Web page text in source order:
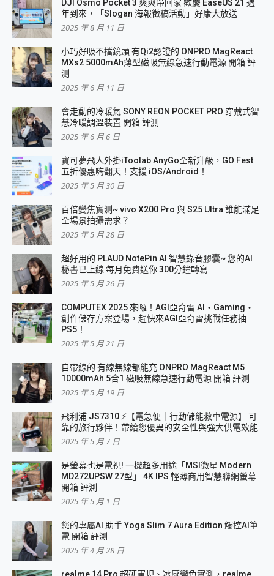
DJI Osmo Pocket 3 爽爽帶回家 歡慶 EaseUS 21 週
年到來，「Slogan 海報徵稿活動」好康大放送
2025 年 8 月 11 日
小巧好吸不擋鏡頭 有Qi2認證的 ONPRO MagReact
MXs2 5000mAh薄型磁吸無線急速行動電源 開箱 評
測
2025 年 6 月 11 日
會走動的冷暖氣 SONY REON POCKET PRO 穿戴式智
慧冷暖調溫裝置 開箱 評測
2025 年 6 月 6 日
寶可夢飛人外掛iToolab AnyGo全新升級，GO Fest
五折優惠嗨翻天！支援 iOS/Android！
2025 年 5 月 30 日
百倍變焦實測~ vivo X200 Pro 與 S25 Ultra 誰能滿足
全場景拍攝需求？
2025 年 5 月 28 日
超好用的 PLAUD NotePin AI 智慧錄音膠囊~ 您的AI
秘書已上線 每月免費送你 300分鐘轉寫
2025 年 5 月 26 日
COMPUTEX 2025 來囉！AGI亞奇雷 AI・Gaming・
創作儲存方案登場，趕快來AGI亞奇雷挑戰任務抽
PS5！
2025 年 5 月 21 日
自帶線的 有線無線都能充 ONPRO MagReact M5
10000mAh 5合1 磁吸無線急速行動電源 開箱 評測
2025 年 5 月 19 日
飛利浦 JS7310 ⚡【電急便｜行動儲能救車電源】 可
靠的旅行夥伴！帶給您優異的安全性與強大供電效能
2025 年 5 月 7 日
是螢幕也是電視! 一機超多用途「MSI微星 Modern
MD272UPSW 27型」 4K IPS 輕薄商用智慧聯網螢幕
開箱 評測
2025 年 5 月 1 日
您的專屬AI 助手 Yoga Slim 7 Aura Edition 觸控AI筆
電 開箱 評測
2025 年 4 月 28 日
realme 14 Pro 超硬軍規、冰感變色實測，realme